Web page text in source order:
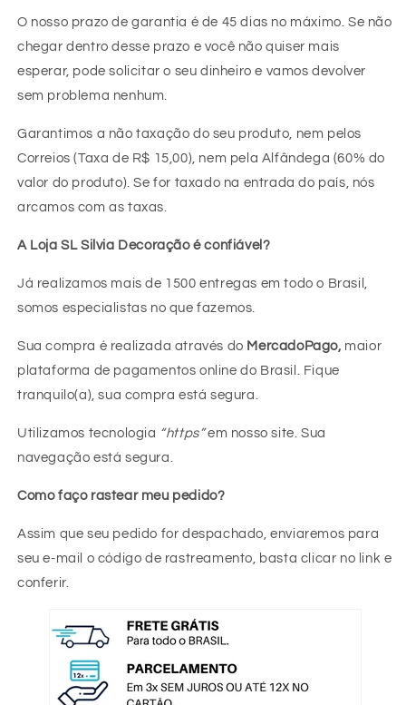
O nosso prazo de garantia é de 45 dias no máximo. Se não
chegar dentro desse prazo e você não quiser mais
esperar, pode solicitar o seu dinheiro e vamos devolver
sem problema nenhum.
Garantimos a não taxação do seu produto, nem pelos
Correios (Taxa de R$ 15,00), nem pela Alfândega (60% do
valor do produto). Se for taxado na entrada do país, nós
arcamos com as taxas.
A Loja SL Silvia Decoração é confiável?
Já realizamos mais de 1500 entregas em todo o Brasil,
somos especialistas no que fazemos.
Sua compra é realizada através do MercadoPago, maior
plataforma de pagamentos online do Brasil. Fique
tranquilo(a), sua compra está segura.
Utilizamos tecnologia “https” em nosso site. Sua
navegação está segura.
Como faço rastear meu pedido?
Assim que seu pedido for despachado, enviaremos para
seu e-mail o código de rastreamento, basta clicar no link e
conferir.